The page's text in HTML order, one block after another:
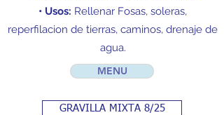
• Usos: Rellenar Fosas, soleras,
reperfilacion de tierras, caminos, drenaje de
agua.
MENU
GRAVILLA MIXTA 8/25